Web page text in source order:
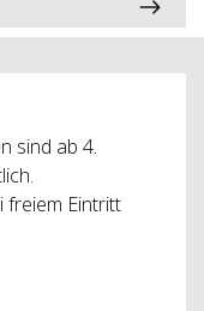
sind ab 4.
freiem Eintritt